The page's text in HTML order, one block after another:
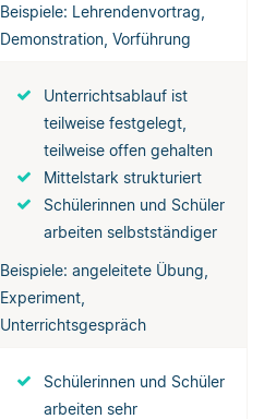
Beispiele: Lehrendenvortrag,
Demonstration, Vorführung
Unterrichtsablauf ist
teilweise festgelegt,
teilweise offen gehalten
Mittelstark strukturiert
Schülerinnen und Schüler
arbeiten selbstständiger
Beispiele: angeleitete Übung,
Experiment,
Unterrichtsgespräch
Schülerinnen und Schüler
arbeiten sehr